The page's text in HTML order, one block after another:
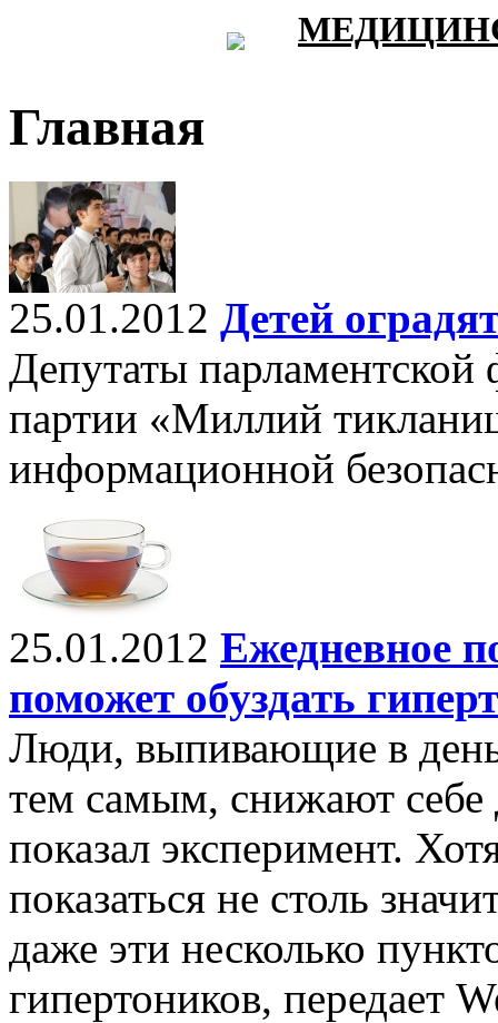
Главная
25.01.2012 Детей
Депутаты
партии «Миллий
информационной
25.01.2012 Ежедневное
поможет обуздать
Люди, выпивающие в
тем самым, снижают себе
показал эксперимент.
показаться не столь
даже эти несколько
гипертоников, передает